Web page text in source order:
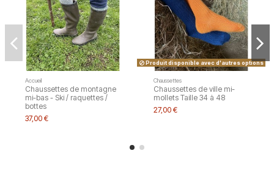
Accueil
Chaussettes de montagne
mi-bas - Ski / raquettes /
bottes
37,00 €
Produit disponible avec d'autres options
Chaussettes
Chaussettes de ville mi-
mollets Taille 34 à 48
27,00 €